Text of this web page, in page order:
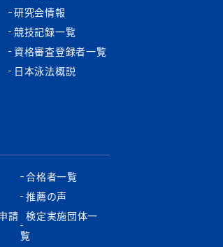
研究会情報
競技記録一覧
資格審査登録者一覧
日本泳法概説
請
合格者一覧
推薦の声
検定実施団体一
覧